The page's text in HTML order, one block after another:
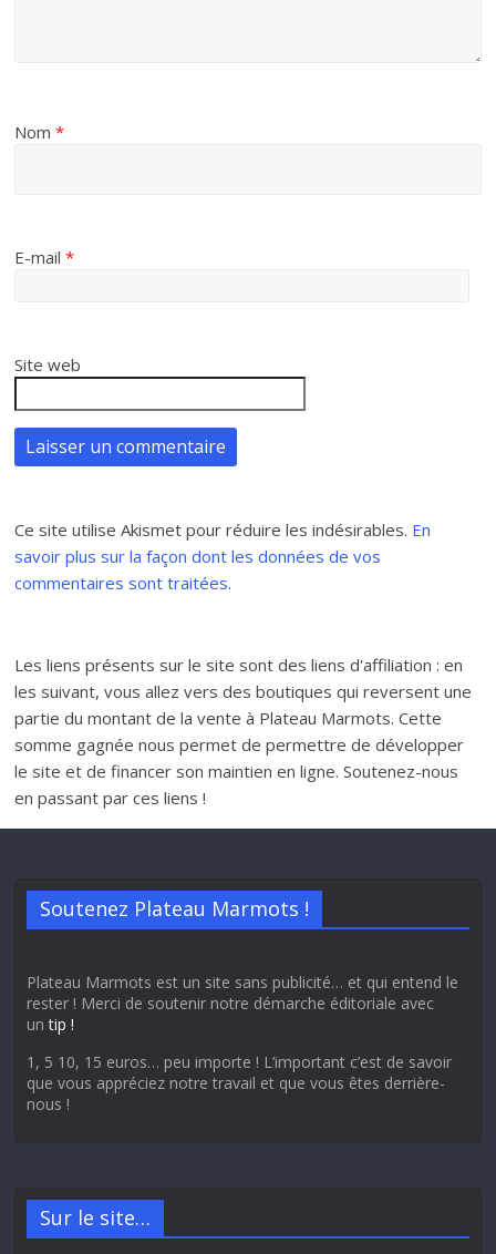
Nom*
E-mail*
Site web
Ce site utilise Akismet pour réduire les indésirables. En
savoir plus sur la façon dont les données de vos
commentaires sont traitées.
Les liens présents sur le site sont des liens d'affiliation : en
les suivant, vous allez vers des boutiques qui reversent une
partie du montant de la vente à Plateau Marmots. Cette
somme gagnée nous permet de permettre de développer
le site et de financer son maintien en ligne. Soutenez-nous
en passant par ces liens !
Soutenez Plateau Marmots !
Plateau Marmots est un site sans publicité… et qui entend le
rester ! Merci de soutenir notre démarche éditoriale avec
untip !
1, 5 10, 15 euros… peu importe ! L’important c’est de savoir
que vous appréciez notre travail et que vous êtes derrière-
nous !
Sur le site…